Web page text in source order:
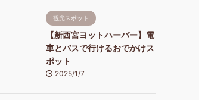
観光スポット
【新西宮ヨットハーバー】電
車とバスで行けるおでかけス
ポット
2025/1/7